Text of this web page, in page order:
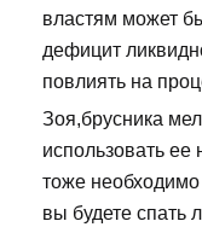
властям может
дефицит
повлиять на
Зоя,брусника
использовать
тоже
вы будете спать